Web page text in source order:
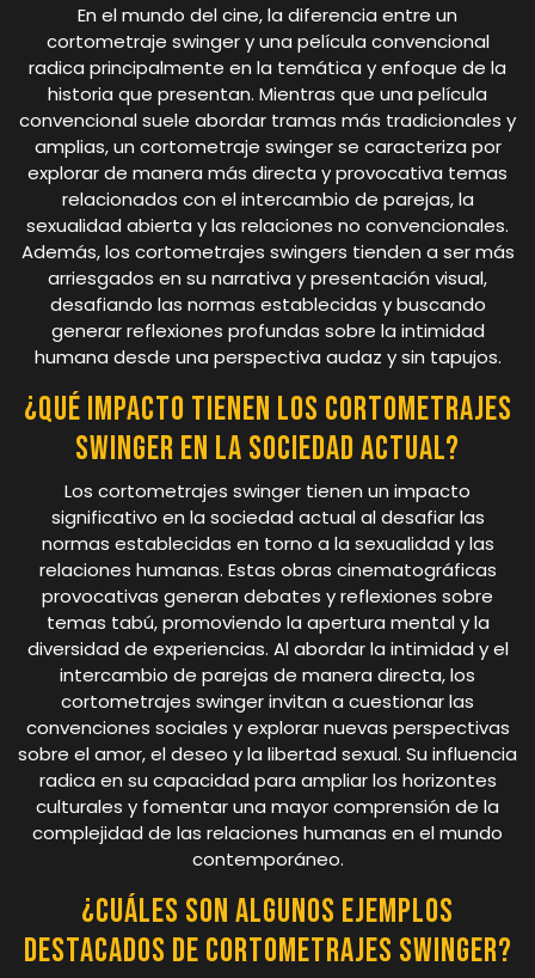
En el mundo del cine, la diferencia entre un
cortometraje swinger y una película convencional
radica principalmente en la temática y enfoque de la
historia que presentan. Mientras que una película
convencional suele abordar tramas más tradicionales y
amplias, un cortometraje swinger se caracteriza por
explorar de manera más directa y provocativa temas
relacionados con el intercambio de parejas, la
sexualidad abierta y las relaciones no convencionales.
Además, los cortometrajes swingers tienden a ser más
arriesgados en su narrativa y presentación visual,
desafiando las normas establecidas y buscando
generar reflexiones profundas sobre la intimidad
humana desde una perspectiva audaz y sin tapujos.
¿Qué impacto tienen los cortometrajes
swinger en la sociedad actual?
Los cortometrajes swinger tienen un impacto
significativo en la sociedad actual al desafiar las
normas establecidas en torno a la sexualidad y las
relaciones humanas. Estas obras cinematográficas
provocativas generan debates y reflexiones sobre
temas tabú, promoviendo la apertura mental y la
diversidad de experiencias. Al abordar la intimidad y el
intercambio de parejas de manera directa, los
cortometrajes swinger invitan a cuestionar las
convenciones sociales y explorar nuevas perspectivas
sobre el amor, el deseo y la libertad sexual. Su influencia
radica en su capacidad para ampliar los horizontes
culturales y fomentar una mayor comprensión de la
complejidad de las relaciones humanas en el mundo
contemporáneo.
¿Cuáles son algunos ejemplos
destacados de cortometrajes swinger?